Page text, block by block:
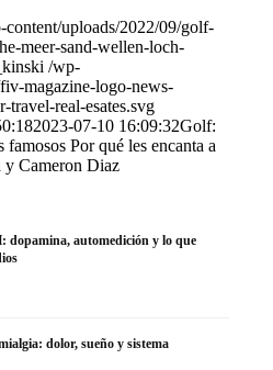
content/uploads/2022/09/golf-
meer-sand-wellen-loch-
/wp-
magazine-logo-news-
real-esates.svg
2023-07-10 16:09:32Golf:
Por qué les encanta a
y Cameron Diaz
dopamina, automedición y lo que
dolor, sueño y sistema